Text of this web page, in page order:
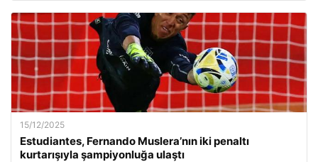
15/12/2025
Estudiantes, Fernando Muslera’nın iki penaltı
kurtarışıyla şampiyonluğa ulaştı